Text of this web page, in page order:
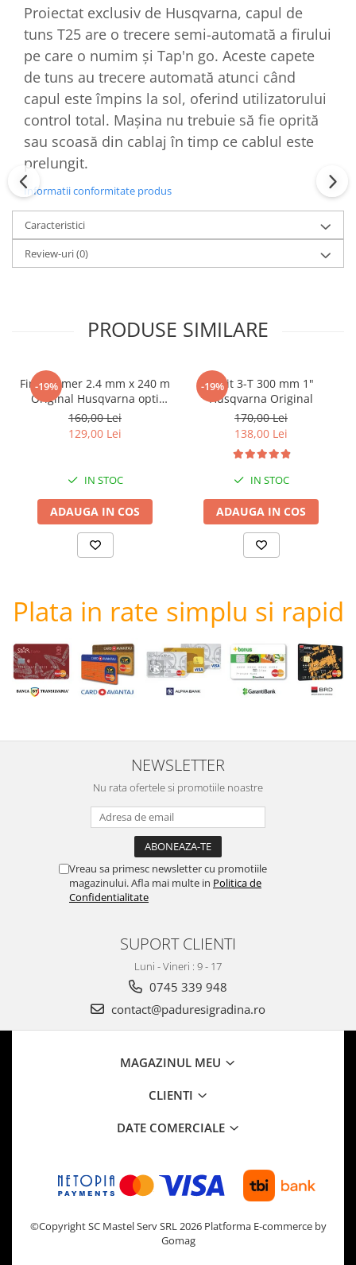
Proiectat exclusiv de Husqvarna, capul de
tuns T25 are o trecere semi-automată a firului
pe care o numim și Tap'n go. Aceste capete
de tuns au trecere automată atunci când
capul este împins la sol, oferind utilizatorului
control total. Mașina nu trebuie să fie oprită
sau scoasă din cablaj în timp ce cablul este
prelungit.
Informatii conformitate produs
Caracteristici
Review-uri(0)
PRODUSE SIMILARE
-19%
Fir Trimmer 2.4 mm x 240 m
Original Husqvarna opti
round, Portocaliu
160,00 Lei
129,00 Lei
IN STOC
ADAUGA IN COS
-19%
Cutit 3-T 300 mm 1"
Husqvarna Original
170,00 Lei
138,00 Lei
IN STOC
ADAUGA IN COS
Plata in rate simplu si rapid
NEWSLETTER
Nu rata ofertele si promotiile noastre
Vreau sa primesc newsletter cu promotiile
magazinului. Afla mai multe in Politica de
Confidentialitate
SUPORT CLIENTI
Luni - Vineri : 9 - 17
0745 339 948
contact@paduresigradina.ro
MAGAZINUL MEU
CLIENTI
DATE COMERCIALE
©Copyright SC Mastel Serv SRL 2026 Platforma E-commerce by
Gomag